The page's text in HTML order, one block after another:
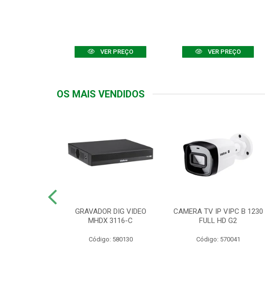
VER PREÇO VER PREÇO
OS MAIS VENDIDOS
GRAVADOR DIG VIDEO
MHDX 3116-C
Código: 580130
CAMERA TV IP VIPC B 1230
FULL HD G2
Código: 570041